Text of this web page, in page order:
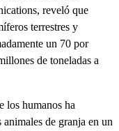
reveló que
terrestres y
un 70 por
de toneladas a
los humanos ha
de granja en un